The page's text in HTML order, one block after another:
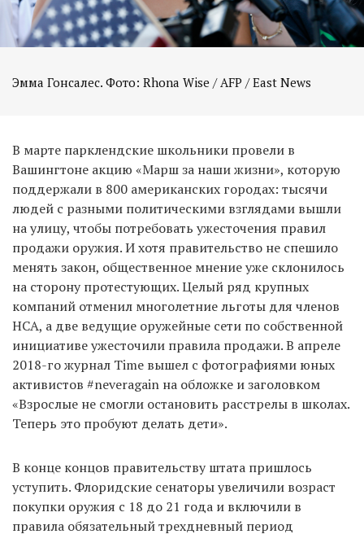
Эмма Гонсалес. Фото: Rhona Wise / AFP / East News
В марте парклендские школьники провели в
Вашингтоне акцию «Марш за наши жизни», которую
поддержали в 800 американских городах: тысячи
людей с разными политическими взглядами вышли
на улицу, чтобы потребовать ужесточения правил
продажи оружия. И хотя правительство не спешило
менять закон, общественное мнение уже склонилось
на сторону протестующих. Целый ряд крупных
компаний отменил многолетние льготы для членов
НСА, а две ведущие оружейные сети по собственной
инициативе ужесточили правила продажи. В апреле
2018-го журнал Time вышел с фотографиями юных
активистов #neveragain на обложке и заголовком
«Взрослые не смогли остановить расстрелы в школах.
Теперь это пробуют делать дети».
В конце концов правительству штата пришлось
уступить. Флоридские сенаторы увеличили возраст
покупки оружия с 18 до 21 года и включили в
правила обязательный трехдневный период